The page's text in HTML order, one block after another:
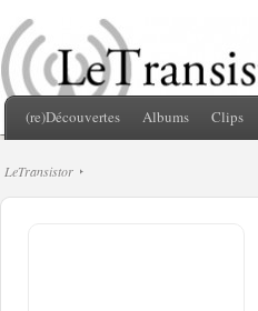
(re)Découvertes Albums Clips
LeTransistor